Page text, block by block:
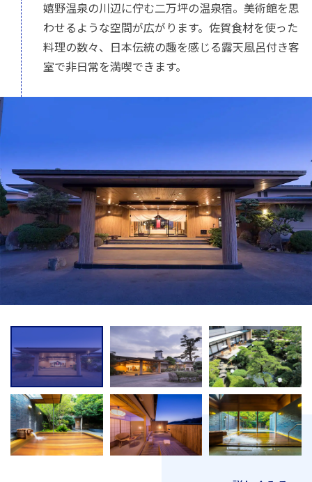
嬉野温泉の川辺に佇む二万坪の温泉宿。美術館を思
わせるような空間が広がります。佐賀食材を使った
料理の数々、日本伝統の趣を感じる露天風呂付き客
室で非日常を満喫できます。